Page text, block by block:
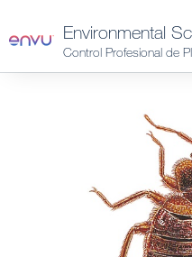
Environmental
Control Profesional de
Catálogo 2026 Spain